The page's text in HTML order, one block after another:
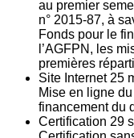
au premier
n° 2015-87, à
Fonds pour le
l’AGFPN, les
premières
Site Internet 25
Mise en ligne
financement du
Certification 29